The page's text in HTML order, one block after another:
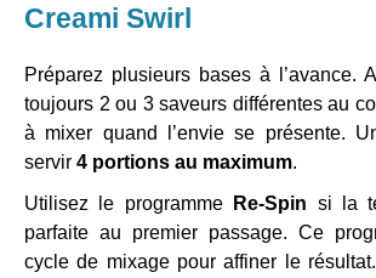
Creami Swirl
Préparez plusieurs bases à l’avance.
toujours 2 ou 3 saveurs différentes au
à mixer quand l’envie se présente.
servir 4 portions au maximum.
Utilisez le programme
Re-Spin si la
parfaite au premier passage. Ce
cycle de mixage pour affiner le